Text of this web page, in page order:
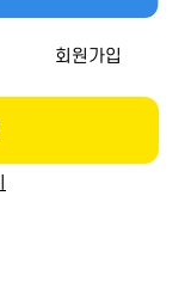
회원가입